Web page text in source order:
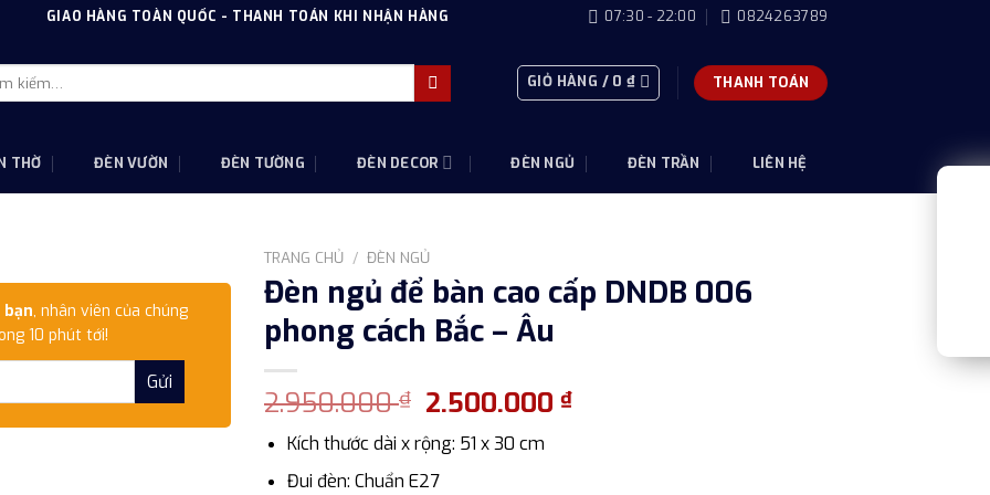
GIAO HÀNG TOÀN QUỐC - THANH TOÁN KHI NHẬN HÀNG 07:30 - 22:00 0824263789
GIỎ HÀNG / 0₫ THANH TOÁN
THỜ ĐÈN VƯỜN ĐÈN TƯỜNG ĐÈN DECOR ĐÈN NGỦ ĐÈN TRẦN LIÊN HỆ
bạn, nhân viên của chúng
10 phút tới!
TRANG CHỦ / ĐÈN NGỦ
Đèn ngủ để bàn cao cấp DNDB 006
phong cách Bắc – Âu
2.950.000₫ Giá
gốc
là:
2.950.000 ₫.
2.500.000₫Giá
Kích thước dài x rộng: 51 x 30 cm
Đui đèn: Chuẩn E27